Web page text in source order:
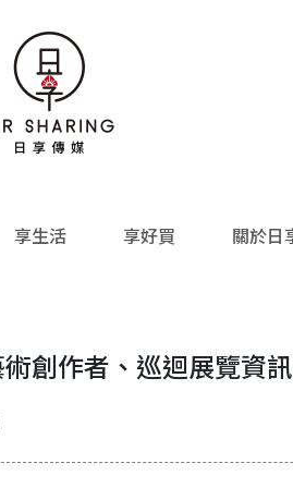
享生活 享好買 關於日
創作者、巡迴展覽資訊